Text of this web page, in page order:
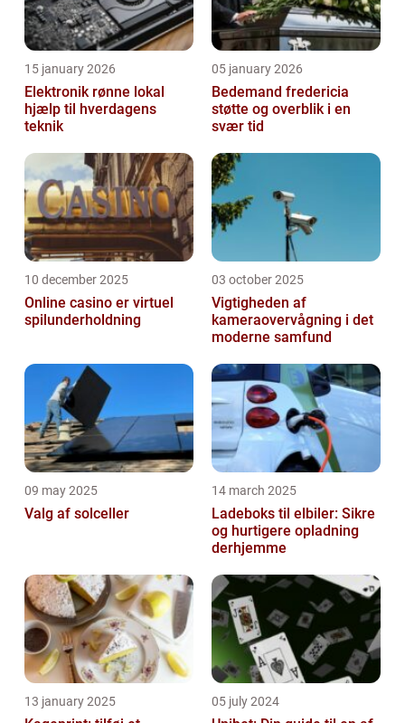
15 january 2026
Elektronik rønne lokal
hjælp til hverdagens
teknik
05 january 2026
Bedemand fredericia
støtte og overblik i en
svær tid
10 december 2025
Online casino er virtuel
spilunderholdning
03 october 2025
Vigtigheden af
kameraovervågning i det
moderne samfund
09 may 2025
Valg af solceller
14 march 2025
Ladeboks til elbiler: Sikre
og hurtigere opladning
derhjemme
13 january 2025 05 july 2024